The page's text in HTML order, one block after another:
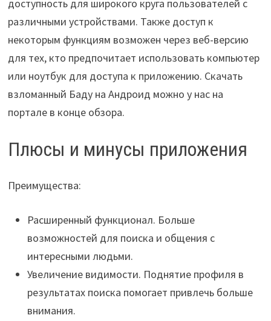
доступность для широкого круга пользователей с
различными устройствами. Также доступ к
некоторым функциям возможен через веб-версию
для тех, кто предпочитает использовать компьютер
или ноутбук для доступа к приложению. Скачать
взломанный Баду на Андроид можно у нас на
портале в конце обзора.
Плюсы и минусы приложения
Преимущества:
Расширенный функционал. Больше
возможностей для поиска и общения с
интересными людьми.
Увеличение видимости. Поднятие профиля в
результатах поиска помогает привлечь больше
внимания.